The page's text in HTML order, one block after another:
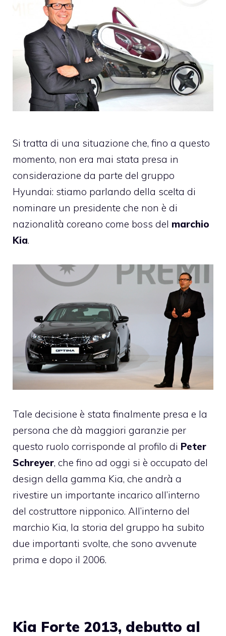
Si tratta di una situazione che, fino a questo
momento, non era mai stata presa in
considerazione da parte del gruppo
Hyundai: stiamo parlando della scelta di
nominare un presidente che non è di
nazionalità coreano come boss del marchio
Kia.
Tale decisione è stata finalmente presa e la
persona che dà maggiori garanzie per
questo ruolo corrisponde al profilo di Peter
Schreyer, che fino ad oggi si è occupato del
design della gamma Kia, che andrà a
rivestire un importante incarico all’interno
del costruttore nipponico. All’interno del
marchio Kia, la storia del gruppo ha subito
due importanti svolte, che sono avvenute
prima e dopo il 2006.
Kia Forte 2013, debutto al